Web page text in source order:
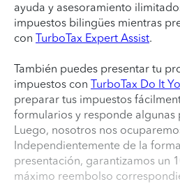
ayuda y asesoramiento
impuestos bilingües mientras
con TurboTax Expert Assist.
También puedes presentar tu
impuestos con TurboTax Do It
preparar tus impuestos
formularios y responde algunas
Luego, nosotros nos
Independientemente de la
presentación, garantizamos un
máximo reembolso